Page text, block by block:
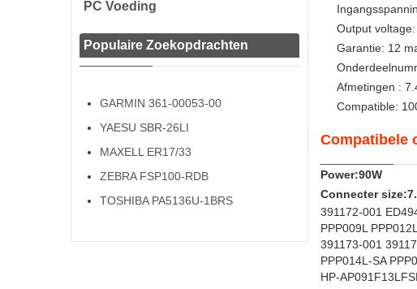
PC Voeding
Populaire Zoekopdrachten
GARMIN 361-00053-00
YAESU SBR-26LI
MAXELL ER17/33
ZEBRA FSP100-RDB
TOSHIBA PA5136U-1BRS
Output
Garantie: 12
Afmetingen :
Compatible:
Compatibele
Power:90W
Connecter
391172-001
PPP009L
391173-001
PPP014L-SA
HP-